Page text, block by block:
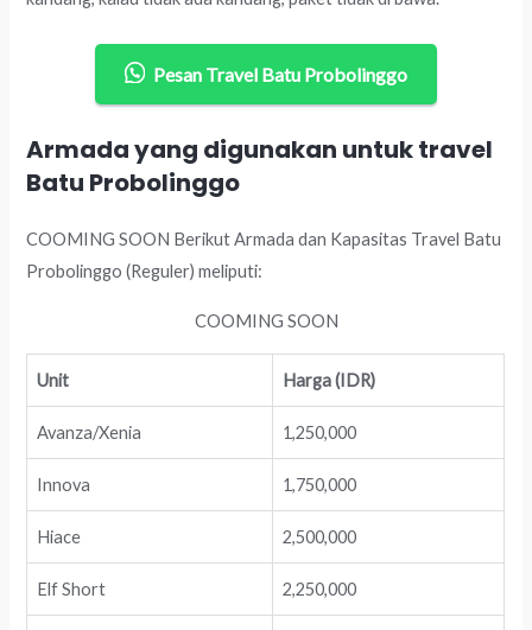
Pesan Travel Batu Probolinggo
Armada yang digunakan untuk travel
Batu Probolinggo
COOMING SOON Berikut Armada dan Kapasitas Travel Batu
Probolinggo (Reguler) meliputi:
COOMING SOON
Unit Harga (IDR)
Avanza/Xenia 1,250,000
Innova 1,750,000
Hiace 2,500,000
Elf Short 2,250,000